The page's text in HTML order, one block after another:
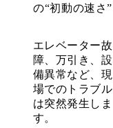
の“初動の速さ”
エレベーター故
障、万引き、設
備異常など、現
場でのトラブル
は突然発生しま
す。